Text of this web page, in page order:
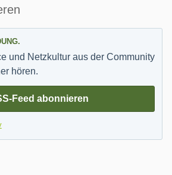
und Netzkultur aus der Community
hören.
Feed abonnieren